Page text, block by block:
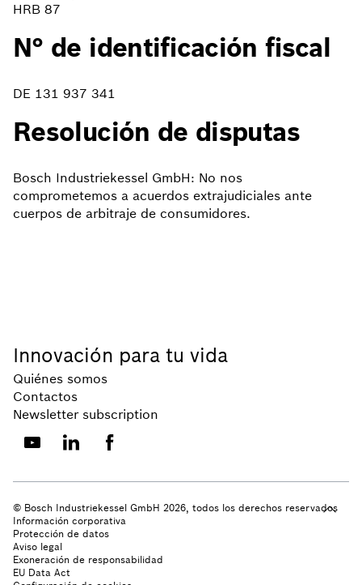
HRB 87
N° de identificación fiscal
DE 131 937 341
Resolución de disputas
Bosch Industriekessel GmbH: No nos
comprometemos a acuerdos extrajudiciales ante
cuerpos de arbitraje de consumidores.
Innovación para tu vida
Quiénes somos
Contactos
Newsletter subscription
© Bosch Industriekessel GmbH 2026, todos los derechos reservados
Información corporativa
Protección de datos
Aviso legal
Exoneración de responsabilidad
EU Data Act